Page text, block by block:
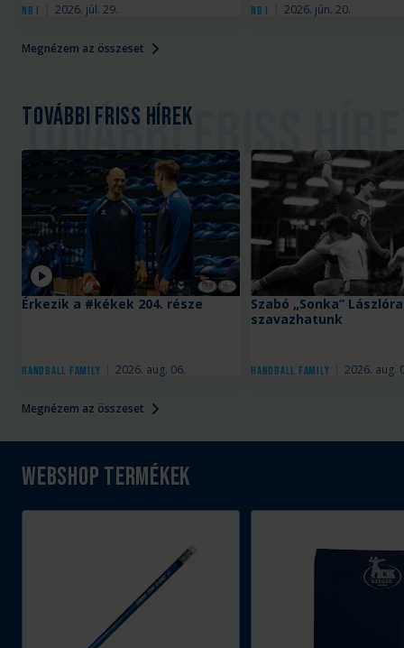
Megnézem az összeset
NB I 2026. júl. 29. NB I 2026. jún. 20.
További friss hírek
Megnézem az összeset
Videó
Handball Family 2026. aug. 06.
Érkezik a #kékek 204. része
Handball Family 2026. aug.
Szabó „Sonka” Lászlóra
szavazhatunk
Webshop termékek